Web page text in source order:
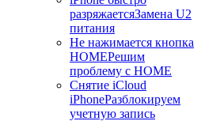
разряжаетсяЗамена U2
питания
Не нажимается кнопка
HOMEРешим
проблему с HOME
Снятие iCloud
iPhoneРазблокируем
учетную запись